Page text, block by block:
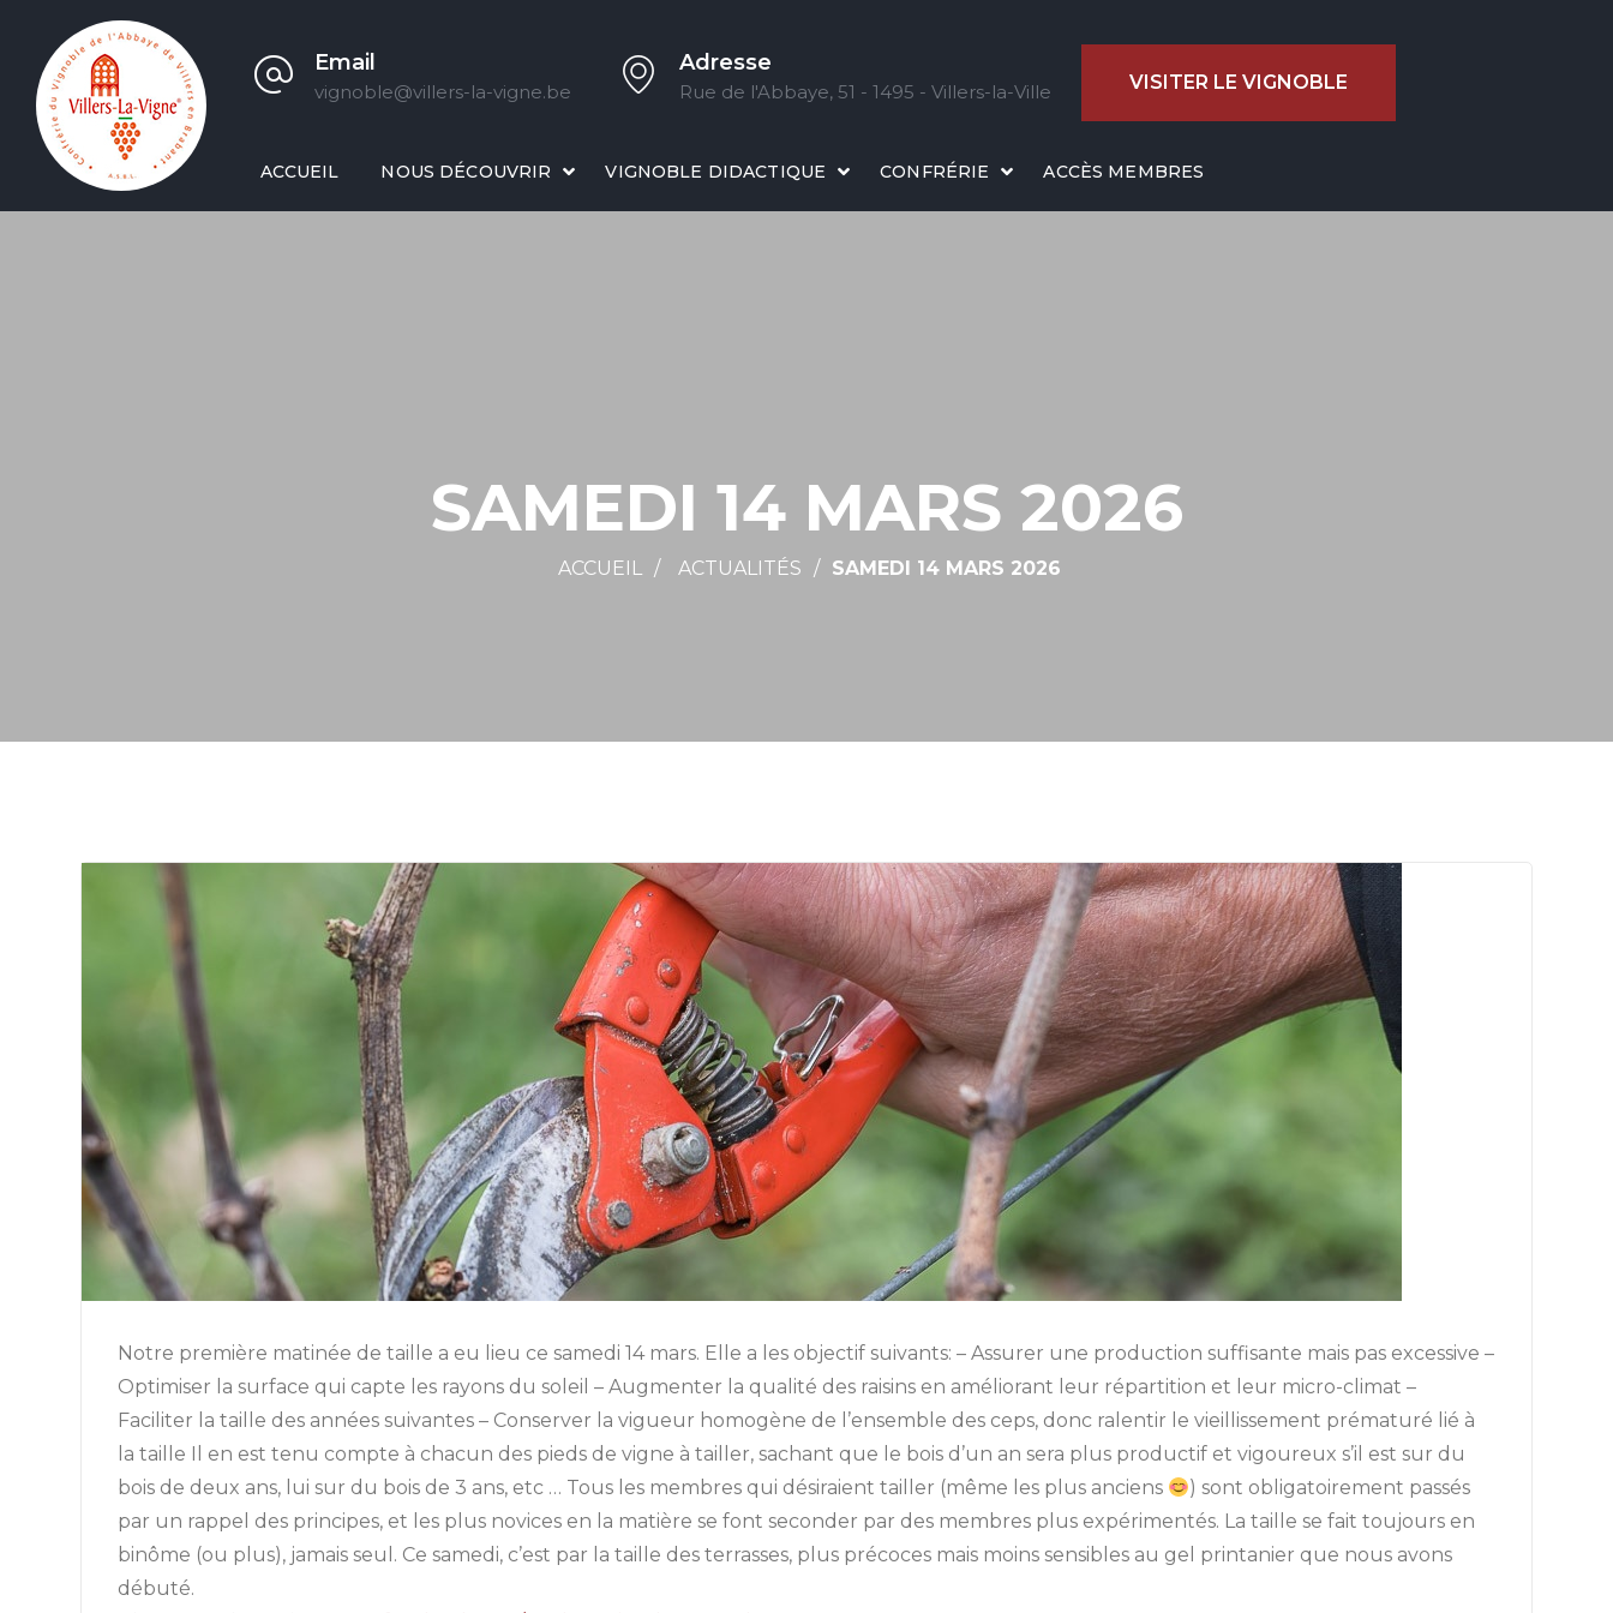
Email
vignoble@villers-la-vigne.be
Adresse
Rue de l'Abbaye, 51 - 1495 - Villers-la-Ville VISITER LE VIGNOBLE
ACCUEIL NOUS DÉCOUVRIR VIGNOBLE DIDACTIQUE CONFRÉRIE ACCÈS MEMBRES
SAMEDI 14 MARS 2026
ACCUEIL ACTUALITÉS SAMEDI 14 MARS 2026
Notre première matinée de taille a eu lieu ce samedi 14 mars. Elle a les objectif suivants: – Assurer une production suffisante mais pas excessive –
Optimiser la surface qui capte les rayons du soleil – Augmenter la qualité des raisins en améliorant leur répartition et leur micro-climat –
Faciliter la taille des années suivantes – Conserver la vigueur homogène de l’ensemble des ceps, donc ralentir le vieillissement prématuré lié à
la taille Il en est tenu compte à chacun des pieds de vigne à tailler, sachant que le bois d’un an sera plus productif et vigoureux s’il est sur du
bois de deux ans, lui sur du bois de 3 ans, etc … Tous les membres qui désiraient tailler (même les plus anciens
) sont obligatoirement passés
par un rappel des principes, et les plus novices en la matière se font seconder par des membres plus expérimentés. La taille se fait toujours en
binôme (ou plus), jamais seul. Ce samedi, c’est par la taille des terrasses, plus précoces mais moins sensibles au gel printanier que nous avons
débuté.